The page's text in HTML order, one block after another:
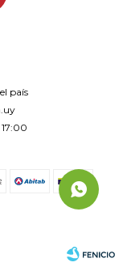
país